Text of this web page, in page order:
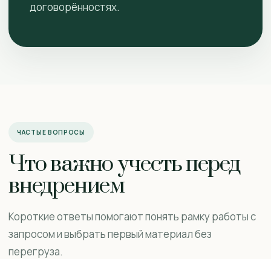
договорённостях.
ЧАСТЫЕ ВОПРОСЫ
Что важно учесть перед
внедрением
Короткие ответы помогают понять рамку работы с
запросом и выбрать первый материал без
перегруза.